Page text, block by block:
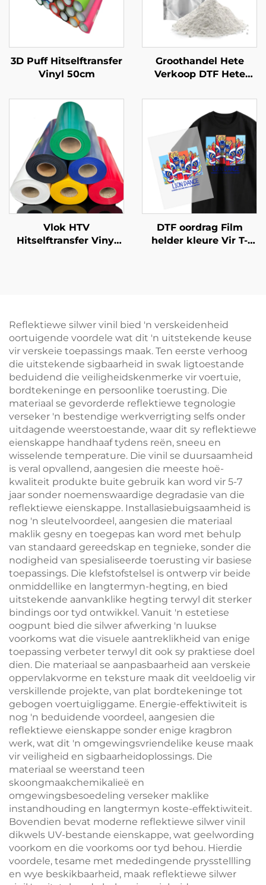
3D Puff Hitselftransfer
Vinyl 50cm
Groothandel Hete
Verkoop DTF Hete
PET Film Poeder vir
Warmte-oordrag Druk
Kleding
Vlok HTV
Hitselftransfer Vinyl
DTF oordrag Film
helder kleure Vir T-
Reflektiewe silwer vinil bied 'n verskeidenheid
oortuigende voordele wat dit 'n uitstekende keuse
vir verskeie toepassings maak. Ten eerste verhoog
die uitstekende sigbaarheid in swak ligtoestande
beduidend die veiligheidskenmerke vir voertuie,
bordtekeninge en persoonlike toerusting. Die
materiaal se gevorderde reflektiewe tegnologie
verseker 'n bestendige werkverrigting selfs onder
uitdagende weerstoestande, waar dit sy reflektiewe
eienskappe handhaaf tydens reën, sneeu en
wisselende temperature. Die vinil se duursaamheid
is veral opvallend, aangesien die meeste hoë-
kwaliteit produkte buite gebruik kan word vir 5-7
jaar sonder noemenswaardige degradasie van die
reflektiewe eienskappe. Installasiebuigsaamheid is
nog 'n sleutelvoordeel, aangesien die materiaal
maklik gesny en toegepas kan word met behulp
van standaard gereedskap en tegnieke, sonder die
nodigheid van spesialiseerde toerusting vir basiese
toepassings. Die klefstofstelsel is ontwerp vir beide
onmiddellike en langtermyn-hegting, en bied
uitstekende aanvanklike hegting terwyl dit sterker
bindings oor tyd ontwikkel. Vanuit 'n estetiese
oogpunt bied die silwer afwerking 'n luukse
voorkoms wat die visuele aantreklikheid van enige
toepassing verbeter terwyl dit ook sy praktiese doel
dien. Die materiaal se aanpasbaarheid aan verskeie
oppervlakvorme en teksture maak dit veeldoelig vir
verskillende projekte, van plat bordtekeninge tot
gebogen voertuigliggame. Energie-effektiwiteit is
nog 'n beduidende voordeel, aangesien die
reflektiewe eienskappe sonder enige kragbron
werk, wat dit 'n omgewingsvriendelike keuse maak
vir veiligheid en sigbaarheidoplossings. Die
materiaal se weerstand teen
skoongmaakchemikalieë en
omgewingsbesoedeling verseker maklike
instandhouding en langtermyn koste-effektiwiteit.
Bovendien bevat moderne reflektiewe silwer vinil
dikwels UV-bestande eienskappe, wat geelwording
voorkom en die voorkoms oor tyd behou. Hierdie
voordele, tesame met mededingende prysstellling
en wye beskikbaarheid, maak reflektiewe silwer